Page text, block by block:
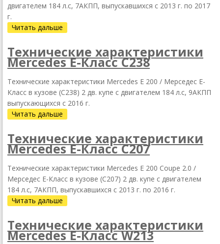
двигателем 184 л.с, 7АКПП, выпускавшихся c 2013 г. по 2017
г.
Читать дальше
Технические характеристики
Mercedes Е-Класс C238
Технические характеристики Mercedes E 200 / Мерседес Е-
Класс в кузове (C238) 2 дв. купе с двигателем 184 л.с, 9АКПП
выпускающихся c 2016 г.
Читать дальше
Технические характеристики
Mercedes Е-Класс C207
Технические характеристики Mercedes E 200 Coupe 2.0 /
Мерседес Е-Класс в кузове (C207) 2 дв. купе с двигателем
184 л.с, 7АКПП, выпускавшихся c 2013 г. по 2016 г.
Читать дальше
Технические характеристики
Mercedes Е-Класс W213